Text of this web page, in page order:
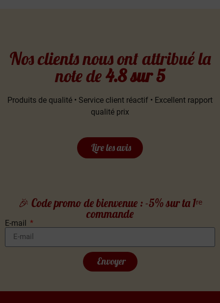
Nos clients nous ont attribué la
note de4.8 sur 5
Produits de qualité • Service client réactif • Excellent rapport
qualité prix
Lire les avis
🎉 Code promo de bienvenue : -5% sur ta 1ʳᵉ
commande
E-mail
Envoyer